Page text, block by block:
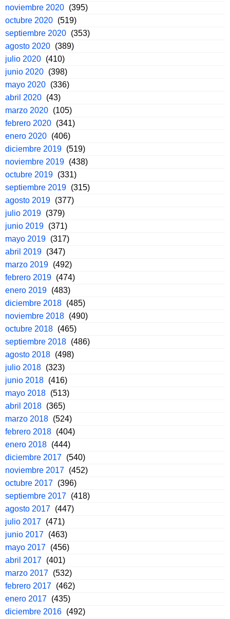
noviembre 2020 (395)
octubre 2020 (519)
septiembre 2020 (353)
agosto 2020 (389)
julio 2020 (410)
junio 2020 (398)
mayo 2020 (336)
abril 2020 (43)
marzo 2020 (105)
febrero 2020 (341)
enero 2020 (406)
diciembre 2019 (519)
noviembre 2019 (438)
octubre 2019 (331)
septiembre 2019 (315)
agosto 2019 (377)
julio 2019 (379)
junio 2019 (371)
mayo 2019 (317)
abril 2019 (347)
marzo 2019 (492)
febrero 2019 (474)
enero 2019 (483)
diciembre 2018 (485)
noviembre 2018 (490)
octubre 2018 (465)
septiembre 2018 (486)
agosto 2018 (498)
julio 2018 (323)
junio 2018 (416)
mayo 2018 (513)
abril 2018 (365)
marzo 2018 (524)
febrero 2018 (404)
enero 2018 (444)
diciembre 2017 (540)
noviembre 2017 (452)
octubre 2017 (396)
septiembre 2017 (418)
agosto 2017 (447)
julio 2017 (471)
junio 2017 (463)
mayo 2017 (456)
abril 2017 (401)
marzo 2017 (532)
febrero 2017 (462)
enero 2017 (435)
diciembre 2016 (492)